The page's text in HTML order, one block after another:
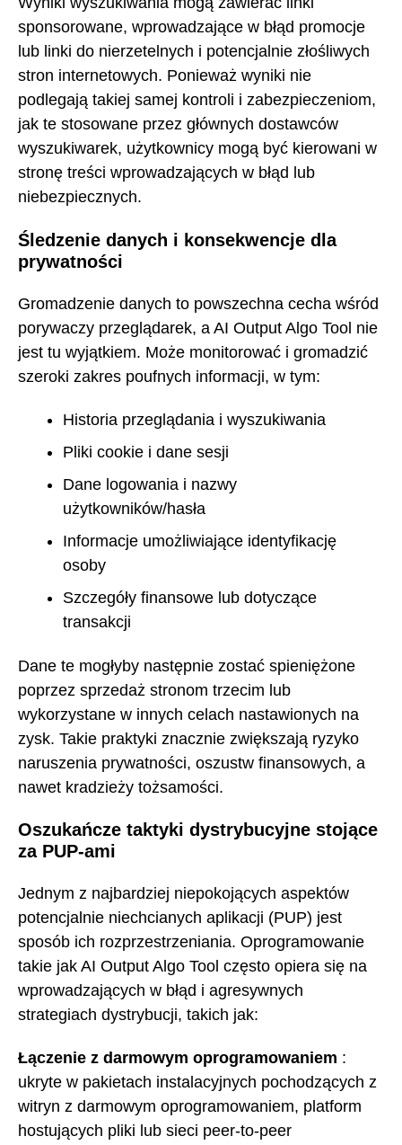
sponsorowane, wprowadzające w błąd promocje
lub linki do nierzetelnych i potencjalnie złośliwych
stron internetowych. Ponieważ wyniki nie
podlegają takiej samej kontroli i zabezpieczeniom,
jak te stosowane przez głównych dostawców
wyszukiwarek, użytkownicy mogą być kierowani w
stronę treści wprowadzających w błąd lub
niebezpiecznych.
Śledzenie danych i konsekwencje dla
prywatności
Gromadzenie danych to powszechna cecha wśród
porywaczy przeglądarek, a AI Output Algo Tool nie
jest tu wyjątkiem. Może monitorować i gromadzić
szeroki zakres poufnych informacji, w tym:
Historia przeglądania i wyszukiwania
Pliki cookie i dane sesji
Dane logowania i nazwy
użytkowników/hasła
Informacje umożliwiające identyfikację
osoby
Szczegóły finansowe lub dotyczące
transakcji
Dane te mogłyby następnie zostać spieniężone
poprzez sprzedaż stronom trzecim lub
wykorzystane w innych celach nastawionych na
zysk. Takie praktyki znacznie zwiększają ryzyko
naruszenia prywatności, oszustw finansowych, a
nawet kradzieży tożsamości.
Oszukańcze taktyki dystrybucyjne stojące
za PUP-ami
Jednym z najbardziej niepokojących aspektów
potencjalnie niechcianych aplikacji (PUP) jest
sposób ich rozprzestrzeniania. Oprogramowanie
takie jak AI Output Algo Tool często opiera się na
wprowadzających w błąd i agresywnych
strategiach dystrybucji, takich jak:
Łączenie z darmowym oprogramowaniem :
ukryte w pakietach instalacyjnych pochodzących z
witryn z darmowym oprogramowaniem, platform
hostujących pliki lub sieci peer-to-peer